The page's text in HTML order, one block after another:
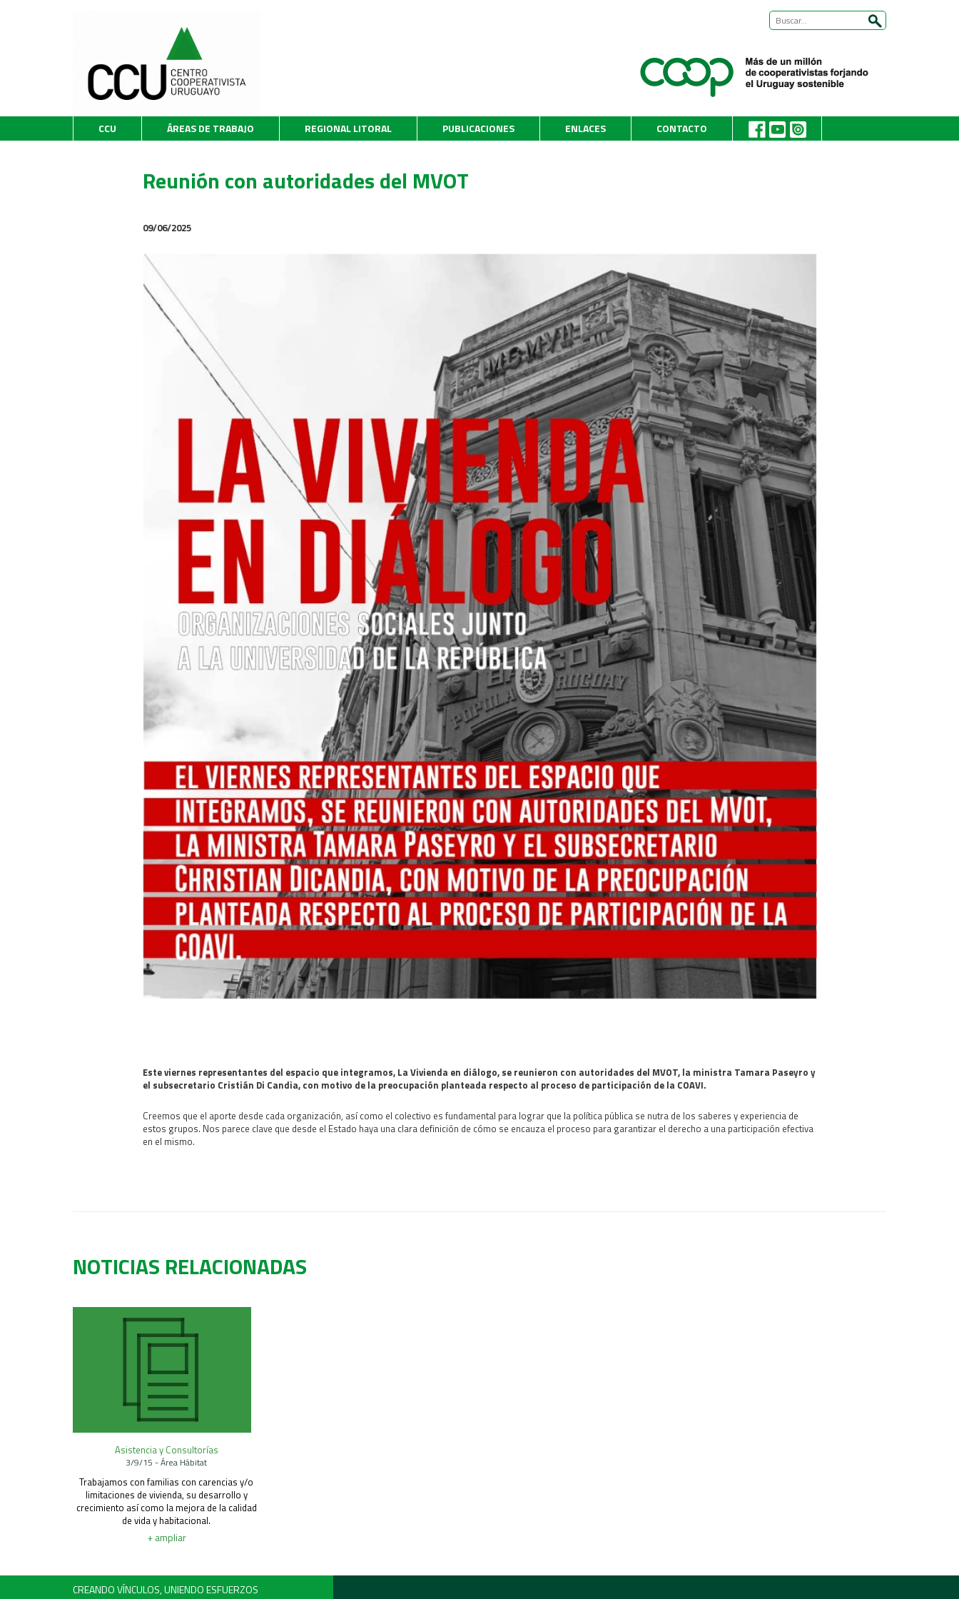
CCU ÁREAS DE TRABAJO REGIONAL LITORAL PUBLICACIONES ENLACES CONTACTO
Reunión con autoridades del MVOT
09/06/2025
Este viernes representantes del espacio que integramos, La Vivienda en diálogo, se reunieron con autoridades del MVOT, la ministra Tamara Paseyro y
el subsecretario Cristián Di Candia, con motivo de la preocupación planteada respecto al proceso de participación de la COAVI.
Creemos que el aporte desde cada organización, así como el colectivo es fundamental para lograr que la política pública se nutra de los saberes y experiencia de
estos grupos. Nos parece clave que desde el Estado haya una clara definición de cómo se encauza el proceso para garantizar el derecho a una participación efectiva
en el mismo.
NOTICIAS RELACIONADAS
Asistencia y Consultorías
3/9/15 - Área Hábitat
Trabajamos con familias con carencias y/o
limitaciones de vivienda, su desarrollo y
crecimiento así como la mejora de la calidad
de vida y habitacional.
+ ampliar
CREANDO VÍNCULOS, UNIENDO ESFUERZOS